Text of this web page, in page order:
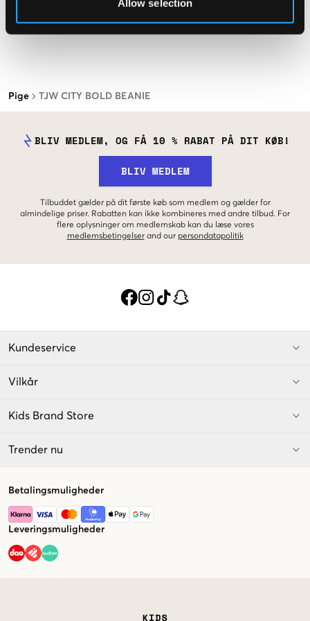
Allow selection
Pige TJW CITY BOLD BEANIE
BLIV MEDLEM, OG FÅ 10 % RABAT PÅ DIT KØB!
BLIV MEDLEM
Tilbuddet gælder på dit første køb som medlem og gælder for
almindelige priser. Rabatten kan ikke kombineres med andre tilbud. For
flere oplysninger om medlemskab kan du læse vores
medlemsbetingelser and our persondatapolitik
Kundeservice
Vilkår
Kids Brand Store
Trender nu
Betalingsmuligheder
Leveringsmuligheder